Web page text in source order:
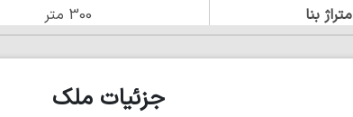
متراژ بنا 300 متر
دوبلکس
جزئیات ملک